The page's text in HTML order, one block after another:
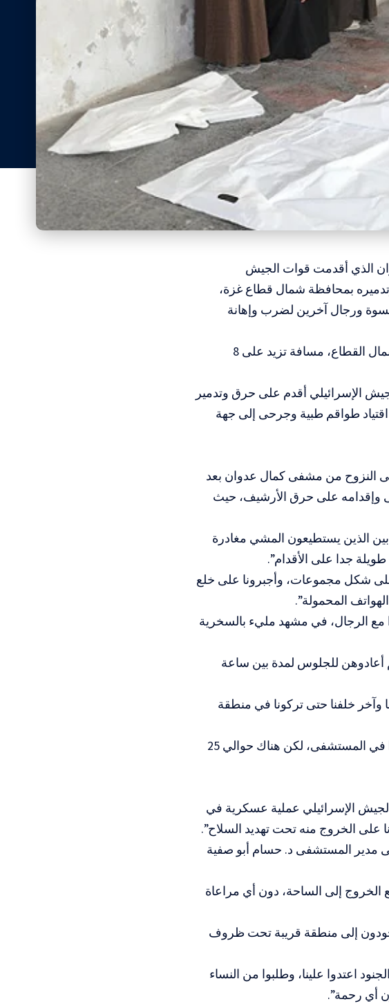
الذي أقدمت قوات الجيش
بمحافظة شمال قطاع غزة،
ورجال آخرين لضرب وإهانة
وقطعت النساء اللواتي وصلن إلى مدينة غزة، الأقرب إلى شمال القطاع، مسافة تزيد على 8
الإسرائيلي أقدم على حرق وتدمير
طواقم طبية وجرحى إلى جهة
النزوح من مشفى كمال عدوان بعد
وإقدامه على حرق الأرشيف، حيث
الذين يستطيعون المشي مغادرة
جدا على الأقدام”.
شكل مجموعات، وأجبرونا على خلع
المحمولة”.
مع الرجال، في مشهد مليء بالسخرية
أعادوهن للجلوس لمدة بين ساعة
خلفنا حتى تركونا في منطقة
وأشارت إلى أنها “لا نعلم شيئا عن بقية الأشخاص الذين كانوا في المستشفى، لكن هناك حوالي 25
الإسرائيلي عملية عسكرية في
على الخروج منه تحت تهديد السلاح”.
على مدير المستشفى د. حسام أبو صفية
إلى الساحة، دون أي مراعاة
إلى منطقة قريبة تحت ظروف
اعتدوا علينا، وطلبوا من النساء
أي رحمة”.